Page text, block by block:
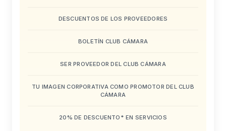
DESCUENTOS DE LOS PROVEEDORES
BOLETÍN CLUB CÁMARA
SER PROVEEDOR DEL CLUB CÁMARA
TU IMAGEN CORPORATIVA COMO PROMOTOR DEL CLUB
CÁMARA
20% DE DESCUENTO* EN SERVICIOS